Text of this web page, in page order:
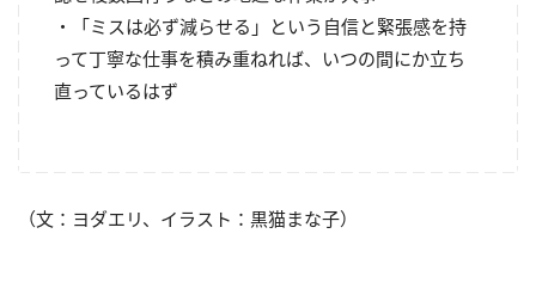
・「ミスは必ず減らせる」という自信と緊張感を持
って丁寧な仕事を積み重ねれば、いつの間にか立ち
直っているはず
（文：ヨダエリ、イラスト：黒猫まな子）